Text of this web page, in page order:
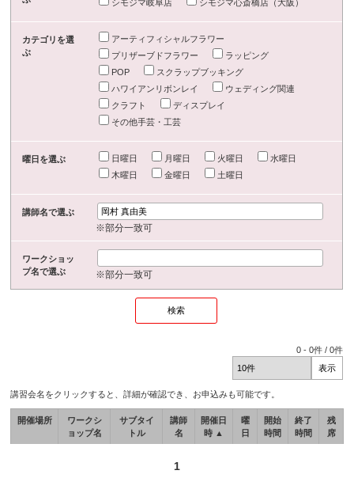
シモジマ岐阜店
シモジマ心斎橋店（大阪）
カテゴリを選
ぶ
アーティフィシャルフラワー
プリザーブドフラワー
ラッピング
POP
スクラップブッキング
ハワイアンリボンレイ
ウェディング関連
クラフト
ディスプレイ
その他手芸・工芸
曜日を選ぶ 日曜日 月曜日 火曜日
水曜日
木曜日
金曜日 土曜日
講師名で選ぶ
※部分一致可
ワークショッ
プ名で選ぶ
※部分一致可
0 -0件 /0件
講習会名をクリックすると、詳細が確認でき、お申込みも可能です。
開催場所
ワークシ
ョップ名
サブタイ
トル
講師
名
開催日
時 ▲
曜
日
開始
時間
終了
時間
残
席
1